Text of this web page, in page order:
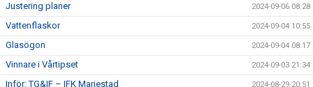
Justering planer 2024-09-06 08:28
Vattenflaskor 2024-09-04 10:55
Glasögon 2024-09-04 08:17
Vinnare i Vårtipset 2024-09-03 21:34
Inför: TG&IF – IFK Mariestad 2024-08-29 20:51